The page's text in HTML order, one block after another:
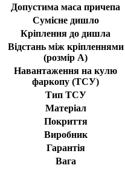
Допустима маса причепа
Сумісне дишло
Кріплення до дишла
Відстань між кріпленнями
(розмір А)
Навантаження на кулю
фаркопу (ТСУ)
Тип ТСУ
Матеріал
Покриття
Виробник
Гарантія
Вага